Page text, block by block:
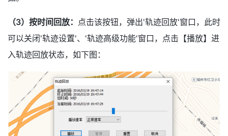
（3）按时间回放： 点击该按钮，弹出'轨迹回放'窗口，此时
可以关闭'轨迹设置'、'轨迹高级功能'窗口，点击【播放】进
入轨迹回放状态，如下图：